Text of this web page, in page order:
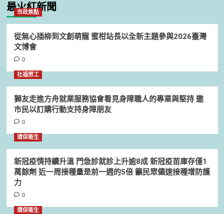
最火紅新聞
市政焦點
從無心插柳到文創萌寵 蜜柑站長以全新主題參與2026臺灣
文博會
0
社福勞工
獅友走進方舟就業服務協會看見身障職人的專業與堅持 邀
市民以訂購行動支持身障朋友
0
環保衛生
新冠疫情持續升溫 門急診就診上升逾8成 新冠疫苗庫存僅1
萬餘劑 近一周接種量是前一週的5倍 籲民眾儘速接種增防護
力
0
環保衛生